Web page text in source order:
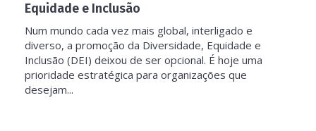
Equidade e Inclusão
Num mundo cada vez mais global, interligado e
diverso, a promoção da Diversidade, Equidade e
Inclusão (DEI) deixou de ser opcional. É hoje uma
prioridade estratégica para organizações que
desejam...